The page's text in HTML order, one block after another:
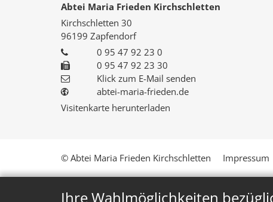
Ihre Wahlmöglichkeiten
Abtei Maria Frieden Kirchschletten
Kirchschletten 30
96199 Zapfendorf
0 95 47 92 23 0
0 95 47 92 23 30
Klick zum E-Mail senden
abtei-maria-frieden.de
Visitenkarte herunterladen
© Abtei Maria Frieden Kirchschletten Impressum